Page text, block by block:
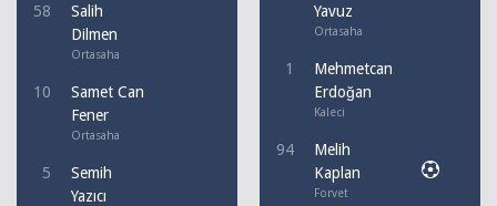
58
Salih
Dilmen
Ortasaha
10
Samet Can
Fener
Ortasaha
5
Semih
Yazıcı
Yavuz
Ortasaha
1
Mehmetcan
Erdoğan
Kaleci
94
Melih
Kaplan
Forvet